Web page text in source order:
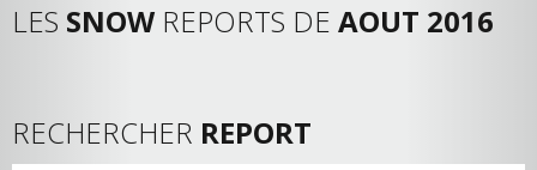
LES SNOW REPORTS DE AOUT 2016
RECHERCHER REPORT